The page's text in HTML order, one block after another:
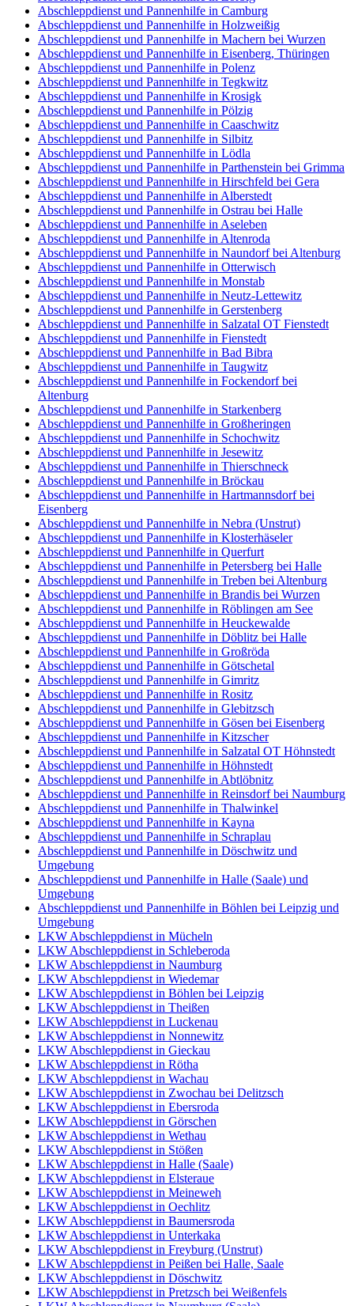
Abschleppdienst und Pannenhilfe in Camburg
Abschleppdienst und Pannenhilfe in Holzweißig
Abschleppdienst und Pannenhilfe in Machern bei Wurzen
Abschleppdienst und Pannenhilfe in Eisenberg, Thüringen
Abschleppdienst und Pannenhilfe in Polenz
Abschleppdienst und Pannenhilfe in Tegkwitz
Abschleppdienst und Pannenhilfe in Krosigk
Abschleppdienst und Pannenhilfe in Pölzig
Abschleppdienst und Pannenhilfe in Caaschwitz
Abschleppdienst und Pannenhilfe in Silbitz
Abschleppdienst und Pannenhilfe in Lödla
Abschleppdienst und Pannenhilfe in Parthenstein bei Grimma
Abschleppdienst und Pannenhilfe in Hirschfeld bei Gera
Abschleppdienst und Pannenhilfe in Alberstedt
Abschleppdienst und Pannenhilfe in Ostrau bei Halle
Abschleppdienst und Pannenhilfe in Aseleben
Abschleppdienst und Pannenhilfe in Altenroda
Abschleppdienst und Pannenhilfe in Naundorf bei Altenburg
Abschleppdienst und Pannenhilfe in Otterwisch
Abschleppdienst und Pannenhilfe in Monstab
Abschleppdienst und Pannenhilfe in Neutz-Lettewitz
Abschleppdienst und Pannenhilfe in Gerstenberg
Abschleppdienst und Pannenhilfe in Salzatal OT Fienstedt
Abschleppdienst und Pannenhilfe in Fienstedt
Abschleppdienst und Pannenhilfe in Bad Bibra
Abschleppdienst und Pannenhilfe in Taugwitz
Abschleppdienst und Pannenhilfe in Fockendorf bei
Altenburg
Abschleppdienst und Pannenhilfe in Starkenberg
Abschleppdienst und Pannenhilfe in Großheringen
Abschleppdienst und Pannenhilfe in Schochwitz
Abschleppdienst und Pannenhilfe in Jesewitz
Abschleppdienst und Pannenhilfe in Thierschneck
Abschleppdienst und Pannenhilfe in Bröckau
Abschleppdienst und Pannenhilfe in Hartmannsdorf bei
Eisenberg
Abschleppdienst und Pannenhilfe in Nebra (Unstrut)
Abschleppdienst und Pannenhilfe in Klosterhäseler
Abschleppdienst und Pannenhilfe in Querfurt
Abschleppdienst und Pannenhilfe in Petersberg bei Halle
Abschleppdienst und Pannenhilfe in Treben bei Altenburg
Abschleppdienst und Pannenhilfe in Brandis bei Wurzen
Abschleppdienst und Pannenhilfe in Röblingen am See
Abschleppdienst und Pannenhilfe in Heuckewalde
Abschleppdienst und Pannenhilfe in Döblitz bei Halle
Abschleppdienst und Pannenhilfe in Großröda
Abschleppdienst und Pannenhilfe in Götschetal
Abschleppdienst und Pannenhilfe in Gimritz
Abschleppdienst und Pannenhilfe in Rositz
Abschleppdienst und Pannenhilfe in Glebitzsch
Abschleppdienst und Pannenhilfe in Gösen bei Eisenberg
Abschleppdienst und Pannenhilfe in Kitzscher
Abschleppdienst und Pannenhilfe in Salzatal OT Höhnstedt
Abschleppdienst und Pannenhilfe in Höhnstedt
Abschleppdienst und Pannenhilfe in Abtlöbnitz
Abschleppdienst und Pannenhilfe in Reinsdorf bei Naumburg
Abschleppdienst und Pannenhilfe in Thalwinkel
Abschleppdienst und Pannenhilfe in Kayna
Abschleppdienst und Pannenhilfe in Schraplau
Abschleppdienst und Pannenhilfe in Döschwitz und
Umgebung
Abschleppdienst und Pannenhilfe in Halle (Saale) und
Umgebung
Abschleppdienst und Pannenhilfe in Böhlen bei Leipzig und
Umgebung
LKW Abschleppdienst in Mücheln
LKW Abschleppdienst in Schleberoda
LKW Abschleppdienst in Naumburg
LKW Abschleppdienst in Wiedemar
LKW Abschleppdienst in Böhlen bei Leipzig
LKW Abschleppdienst in Theißen
LKW Abschleppdienst in Luckenau
LKW Abschleppdienst in Nonnewitz
LKW Abschleppdienst in Gieckau
LKW Abschleppdienst in Rötha
LKW Abschleppdienst in Wachau
LKW Abschleppdienst in Zwochau bei Delitzsch
LKW Abschleppdienst in Ebersroda
LKW Abschleppdienst in Görschen
LKW Abschleppdienst in Wethau
LKW Abschleppdienst in Stößen
LKW Abschleppdienst in Halle (Saale)
LKW Abschleppdienst in Elsteraue
LKW Abschleppdienst in Meineweh
LKW Abschleppdienst in Oechlitz
LKW Abschleppdienst in Baumersroda
LKW Abschleppdienst in Unterkaka
LKW Abschleppdienst in Freyburg (Unstrut)
LKW Abschleppdienst in Peißen bei Halle, Saale
LKW Abschleppdienst in Döschwitz
LKW Abschleppdienst in Pretzsch bei Weißenfels